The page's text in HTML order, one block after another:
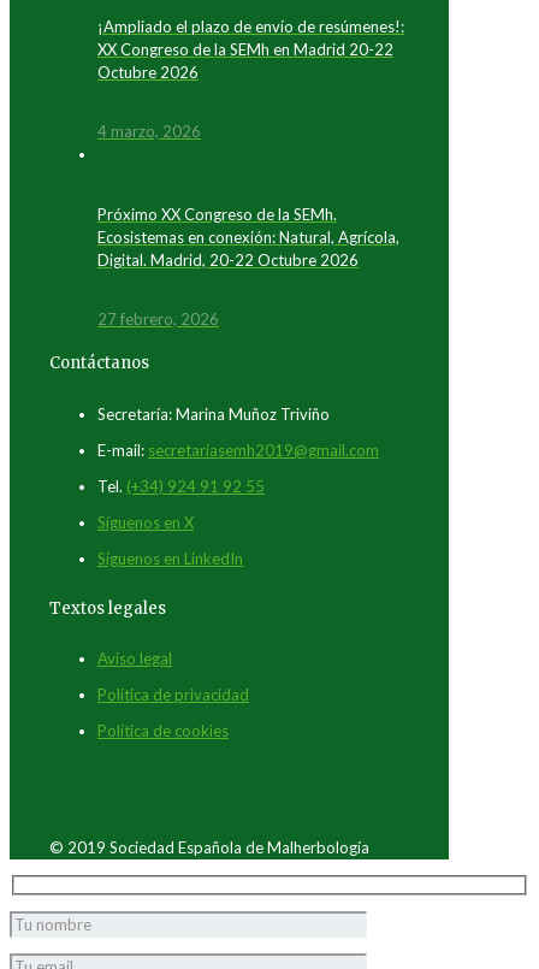
¡Ampliado el plazo de envío de resúmenes!:
XX Congreso de la SEMh en Madrid 20-22
Octubre 2026
4 marzo, 2026
Próximo XX Congreso de la SEMh.
Ecosistemas en conexión: Natural, Agrícola,
Digital. Madrid, 20-22 Octubre 2026
27 febrero, 2026
Contáctanos
Secretaría: Marina Muñoz Triviño
E-mail: secretariasemh2019@gmail.com
Tel. (+34) 924 91 92 55
Síguenos en X
Síguenos en LinkedIn
Textos legales
Aviso legal
Política de privacidad
Política de cookies
© 2019 Sociedad Española de Malherbología